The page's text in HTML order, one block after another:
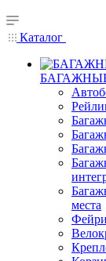
Каталог
места